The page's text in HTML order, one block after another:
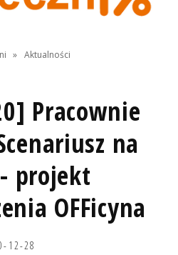
» Aktualności
Pracownie
na
projekt
OFFicyna
12-28